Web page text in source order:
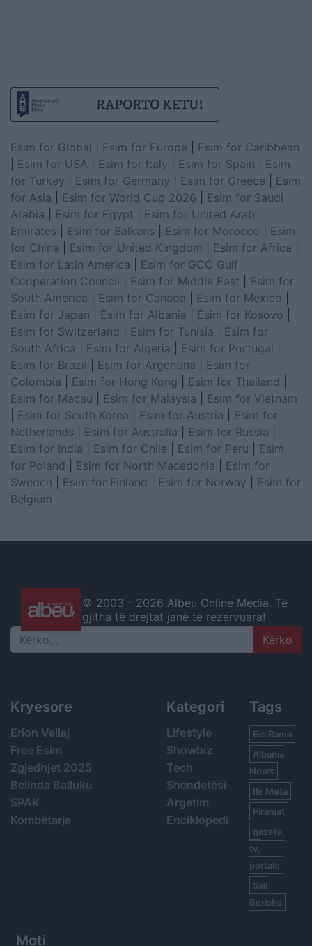
Esim for Global Esim for Europe
Esim for Caribbean
Esim for USA Esim for Italy Esim for Spain
Esim
for Turkey
Esim for Germany Esim for Greece
Esim
for Asia
Esim for World Cup 2026
Esim for Saudi
Arabia
Esim for Egypt
Esim for United Arab
Emirates
Esim for Balkans Esim for Morocco
Esim
for China
Esim for United Kingdom Esim for Africa
Esim for Latin America
Esim for GCC Gulf
Cooperation Council
Esim for Middle East
Esim for
South America
Esim for Canada Esim for Mexico
Esim for Japan
Esim for Albania Esim for Kosovo
Esim for Switzerland
Esim for Tunisia
Esim for
South Africa
Esim for Algeria Esim for Portugal
Esim for Brazil
Esim for Argentina
Esim for
Colombia
Esim for Hong Kong Esim for Thailand
Esim for Macau
Esim for Malaysia
Esim for Vietnam
Esim for South Korea Esim for Austria
Esim for
Netherlands
Esim for Australia Esim for Russia
Esim for India
Esim for Chile Esim for Peru
Esim
for Poland
Esim for North Macedonia
Esim for
Sweden
Esim for Finland Esim for Norway
Esim for
Belgium
© 2003 - 2026 Albeu Online Media. Të
gjitha të drejtat janë të rezervuara!
Search
Kryesore
Erion Veliaj
Free Esim
Zgjedhjet 2025
Belinda Balluku
SPAK
Kombëtarja
Kategori
Lifestyle
Showbiz
Tech
Shëndetësi
Argetim
Enciklopedi
Tags
Edi Rama
Albania
News
Ilir Meta
Piranjat
gazeta,
tv,
portale
Sali
Berisha
Moti